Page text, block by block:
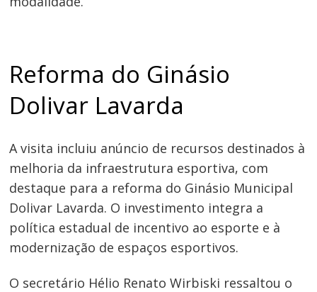
Reforma do Ginásio
Dolivar Lavarda
A visita incluiu anúncio de recursos destinados à
melhoria da infraestrutura esportiva, com
destaque para a reforma do Ginásio Municipal
Dolivar Lavarda. O investimento integra a
política estadual de incentivo ao esporte e à
modernização de espaços esportivos.
O secretário Hélio Renato Wirbiski ressaltou o